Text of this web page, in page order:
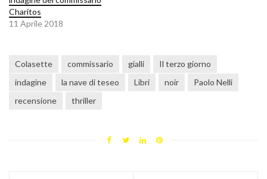
Charitos
11 Aprile 2018
Colasette commissario gialli
Il terzo giorno
indagine
la nave di teseo Libri noir
Paolo Nelli
recensione
thriller